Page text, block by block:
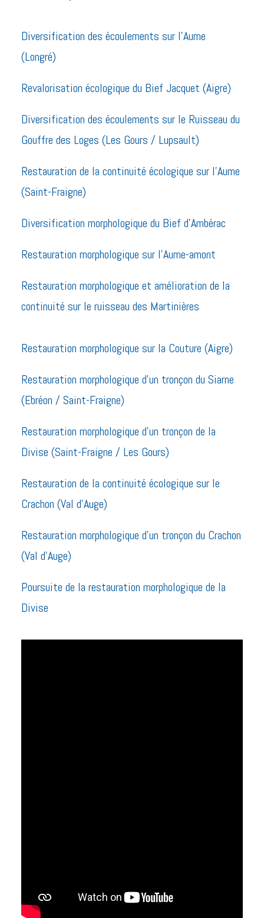
Diversification des écoulements sur l’Aume
(Longré)
Revalorisation écologique du Bief Jacquet (Aigre)
Diversification des écoulements sur le Ruisseau du
Gouffre des Loges (Les Gours / Lupsault)
Restauration de la continuité écologique sur l’Aume
(Saint-Fraigne)
Diversification morphologique du Bief d’Ambérac
Restauration morphologique sur l’Aume-amont
Restauration morphologique et amélioration de la
continuité sur le ruisseau des Martinières
Restauration morphologique sur la Couture (Aigre)
Restauration morphologique d’un tronçon du Siarne
(Ebréon / Saint-Fraigne)
Restauration morphologique d’un tronçon de la
Divise (Saint-Fraigne / Les Gours)
Restauration de la continuité écologique sur le
Crachon (Val d’Auge)
Restauration morphologique d’un tronçon du Crachon
(Val d’Auge)
Poursuite de la restauration morphologique de la
Divise